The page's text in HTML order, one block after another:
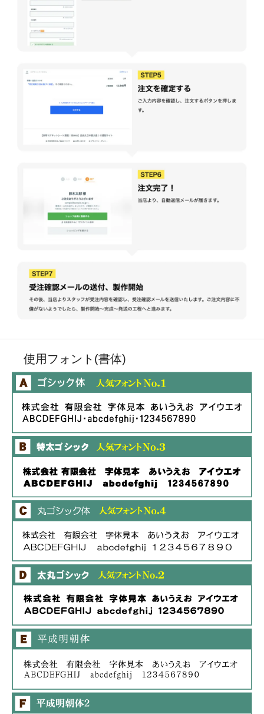
使用フォント(書体)